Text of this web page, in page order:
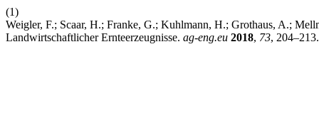
(1)
Weigler, F.; Scaar, H.; Franke, G.; Kuhlmann, H.; Grothaus, A.;
Landwirtschaftlicher Ernteerzeugnisse. ag-eng.eu 2018, 73, 204–213.